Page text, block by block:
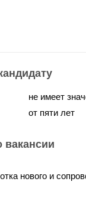
не имеет
от пяти лет
нового и